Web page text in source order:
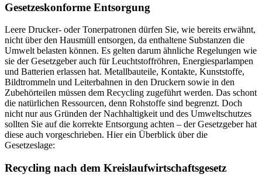
Gesetzeskonforme Entsorgung
Leere Drucker- oder Tonerpatronen dürfen Sie, wie bereits erwähnt,
nicht über den Hausmüll entsorgen, da enthaltene Substanzen die
Umwelt belasten können. Es gelten darum ähnliche Regelungen wie
sie der Gesetzgeber auch für Leuchtstoffröhren, Energiesparlampen
und Batterien erlassen hat. Metallbauteile, Kontakte, Kunststoffe,
Bildtrommeln und Leiterbahnen in den Druckern sowie in den
Zubehörteilen müssen dem Recycling zugeführt werden. Das schont
die natürlichen Ressourcen, denn Rohstoffe sind begrenzt. Doch
nicht nur aus Gründen der Nachhaltigkeit und des Umweltschutzes
sollten Sie auf die korrekte Entsorgung achten – der Gesetzgeber hat
diese auch vorgeschrieben. Hier ein Überblick über die
Gesetzeslage:
Recycling nach dem Kreislaufwirtschaftsgesetz